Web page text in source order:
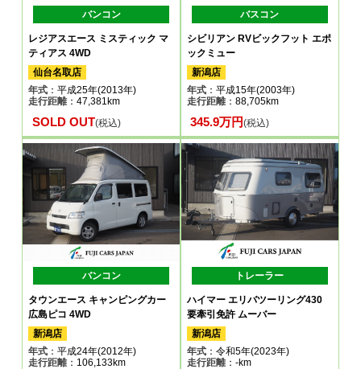
バンコン
レジアスエース ミスティック マ
ティアス 4WD
仙台名取店
年式 ：平成25年(2013年)
走行距離：47,381km
SOLD OUT(税込)
バスコン
シビリアン RVビックフット エポ
ックミュー
新潟店
年式：平成15年(2003年)
走行距離：88,705km
345.9万円(税込)
バンコン
タウンエース キャンピングカー
広島ピコ 4WD
新潟店
年式 ：平成24年(2012年)
走行距離：106,133km
トレーラー
ハイマー エリバツーリング430
要牽引免許 ムーバー
新潟店
年式：令和5年(2023年)
走行距離：-km